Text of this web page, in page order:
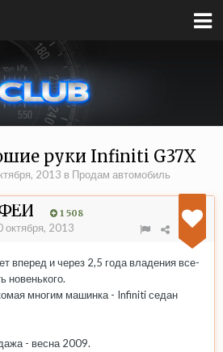
руки Infiniti G37X
2013 в Продам автомобиль
1 508
октября, 2013
вперед и через 2,5 года владения все-
новенького.
многим машинка - Infiniti седан
- весна 2009.